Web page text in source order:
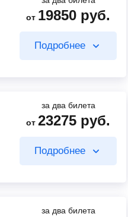
22400 руб.
от 19850 руб.
Подробнее
за два билета
от23275 руб.
Подробнее
за два билета